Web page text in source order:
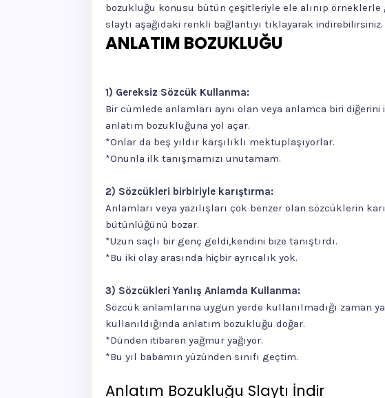
bozukluğu konusu bütün çeşitleriyle ele alınıp
slaytı aşağıdaki renkli bağlantıyı tıklayarak indirebilirsiniz.
ANLATIM BOZUKLUĞU
1) Gereksiz Sözcük Kullanma:
Bir cümlede anlamları aynı olan veya anlamca biri
anlatım bozukluğuna yol açar.
*Onlar da beş yıldır karşılıklı mektuplaşıyorlar.
*Onunla ilk tanışmamızı unutamam.
2) Sözcükleri birbiriyle karıştırma:
Anlamları veya yazılışları çok benzer olan sözcüklerin
bütünlüğünü bozar.
*Uzun saçlı bir genç geldi,kendini bize tanıştırdı.
*Bu iki olay arasında hiçbir ayrıcalık yok.
3) Sözcükleri Yanlış Anlamda Kullanma:
Sözcük anlamlarına uygun yerde kullanılmadığı zaman
kullanıldığında anlatım bozukluğu doğar.
*Dünden itibaren yağmur yağıyor.
*Bu yıl babamın yüzünden sınıfı geçtim.
Anlatım Bozukluğu Slaytı İndir